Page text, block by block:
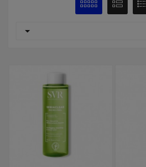
